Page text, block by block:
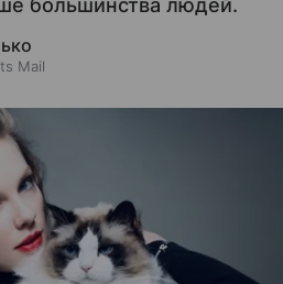
большинства людей.
Mail